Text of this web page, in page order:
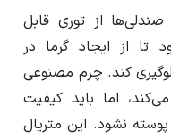
از توری قابل
تا از ایجاد گرما در
کند. چرم مصنوعی
اما باید کیفیت
پوسته نشود. این متریال